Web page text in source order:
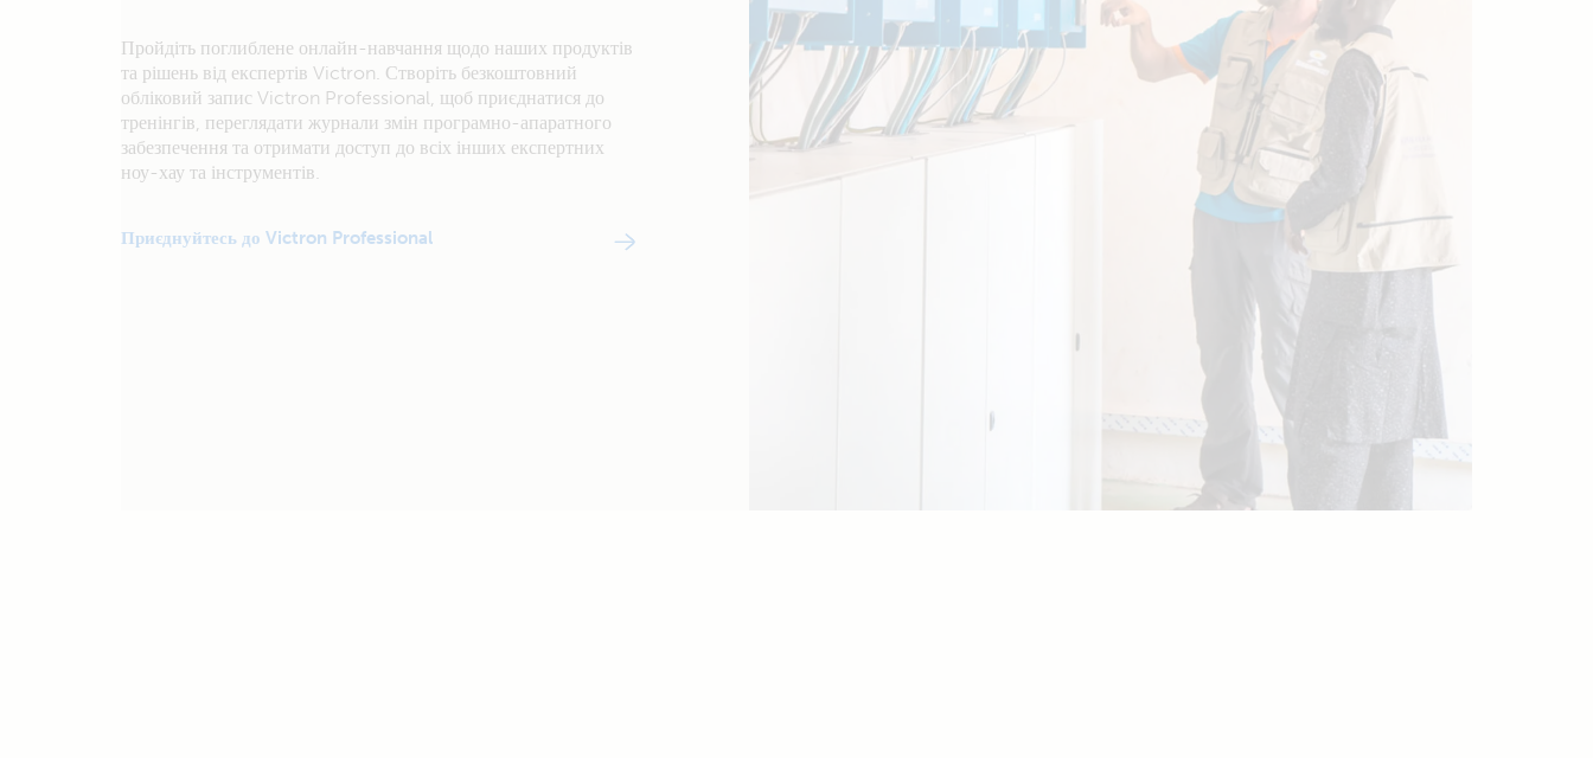
Пройдіть поглиблене онлайн-навчання щодо наших продуктів
та рішень від експертів Victron. Створіть безкоштовний
обліковий запис Victron Professional, щоб приєднатися до
тренінгів, переглядати журнали змін програмно-апаратного
забезпечення та отримати доступ до всіх інших експертних
ноу-хау та інструментів.
Приєднуйтесь до Victron Professional